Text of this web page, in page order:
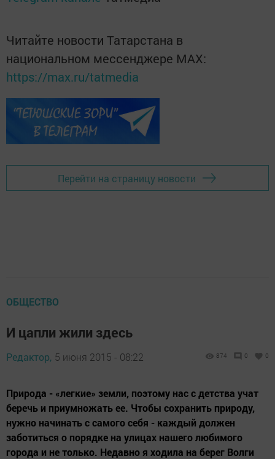
Читайте новости Татарстана в
национальном мессенджере MАХ:
https://max.ru/tatmedia
Перейти на страницу новости
ОБЩЕСТВО
И цапли жили здесь
Редактор, 5 июня 2015 - 08:22 874 0 0
Природа - «легкие» земли, поэтому нас с детства учат
беречь и приумножать ее. Чтобы сохранить природу,
нужно начинать с самого себя - каждый должен
заботиться о порядке на улицах нашего любимого
города и не только. Недавно я ходила на берег Волги